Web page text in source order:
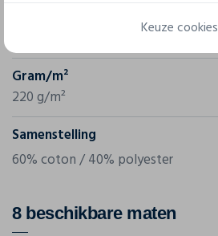
Gram/m²
220 g/m²
Samenstelling
60% coton / 40% polyester
8 beschikbare maten
Keuze cookies